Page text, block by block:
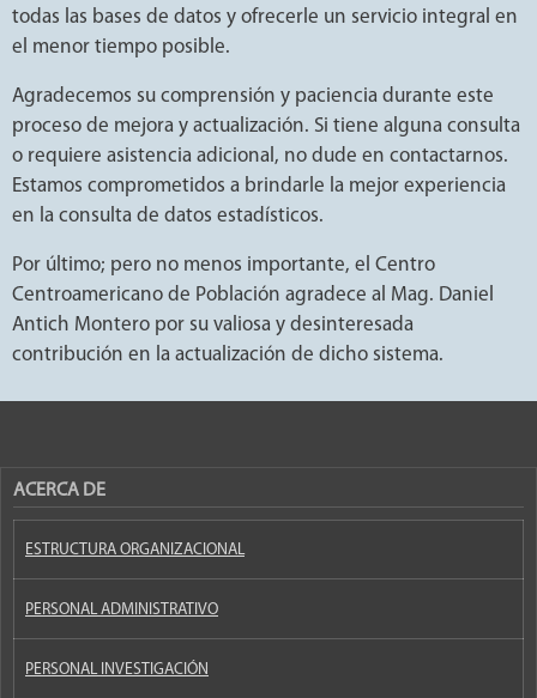
todas las bases de datos y ofrecerle un servicio integral en
el menor tiempo posible.
Agradecemos su comprensión y paciencia durante este
proceso de mejora y actualización. Si tiene alguna consulta
o requiere asistencia adicional, no dude en contactarnos.
Estamos comprometidos a brindarle la mejor experiencia
en la consulta de datos estadísticos.
Por último; pero no menos importante, el Centro
Centroamericano de Población agradece al Mag. Daniel
Antich Montero por su valiosa y desinteresada
contribución en la actualización de dicho sistema.
ACERCA DE
ESTRUCTURA ORGANIZACIONAL
PERSONAL ADMINISTRATIVO
PERSONAL INVESTIGACIÓN